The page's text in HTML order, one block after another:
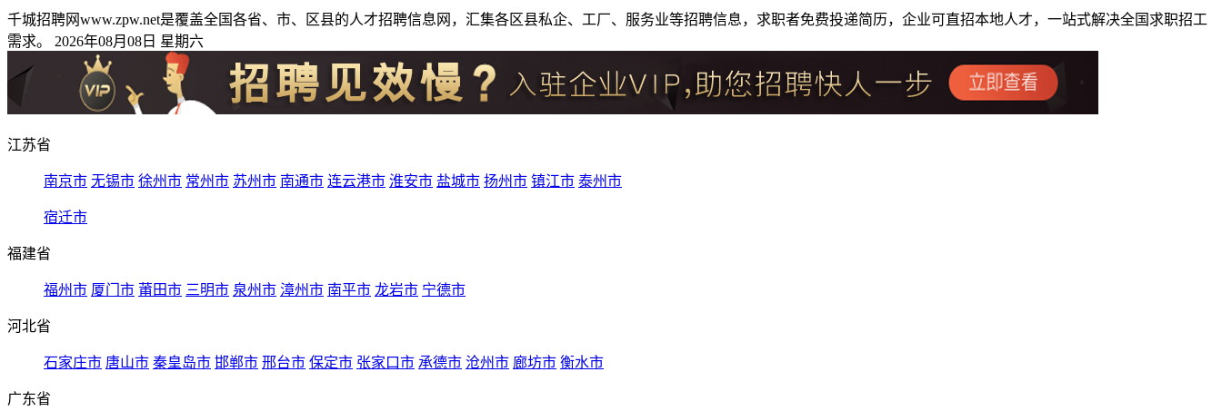
千城招聘网www.zpw.net是覆盖全国各省、市、区县的人才招聘信息网，汇集各区县私企、工厂、服务业等招聘信息，求职者免费投递简历，企业可直招本地人才，一站式解决全国求职招工
需求。 2026年08月08日 星期六
江苏省
南京市 无锡市 徐州市 常州市 苏州市 南通市 连云港市 淮安市 盐城市 扬州市 镇江市 泰州市
宿迁市
福建省
福州市 厦门市 莆田市 三明市 泉州市 漳州市 南平市 龙岩市 宁德市
河北省
石家庄市 唐山市 秦皇岛市 邯郸市 邢台市 保定市 张家口市 承德市 沧州市 廊坊市 衡水市
广东省